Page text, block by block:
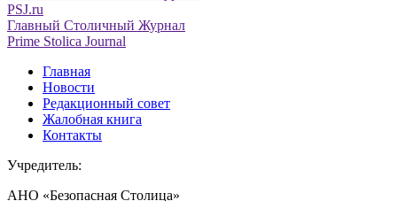
PSJ.ru
Главный Столичный Журнал
Prime Stolica Journal
Главная
Новости
Редакционный совет
Жалобная книга
Контакты
Учредитель:
АНО «Безопасная Столица»